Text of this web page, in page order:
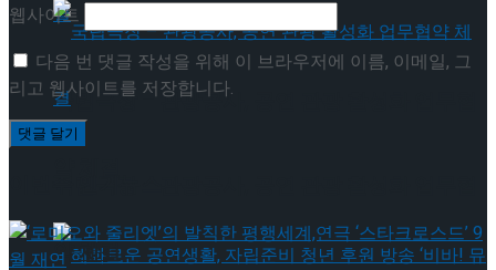
국립극장 – 관광공사, 공연 관광 활성화 업무협
약 체결
웹사이트
다음 번 댓글 작성을 위해 이 브라우저에 이름, 이메일, 그
리고 웹사이트를 저장합니다.